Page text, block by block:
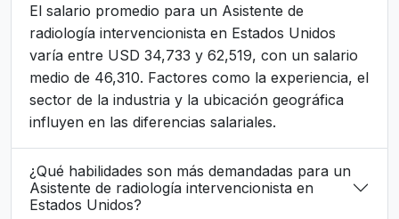
El salario promedio para un Asistente de
radiología intervencionista en Estados Unidos
varía entre USD 34,733 y 62,519, con un salario
medio de 46,310. Factores como la experiencia, el
sector de la industria y la ubicación geográfica
influyen en las diferencias salariales.
¿Qué habilidades son más demandadas para un
Asistente de radiología intervencionista en
Estados Unidos?